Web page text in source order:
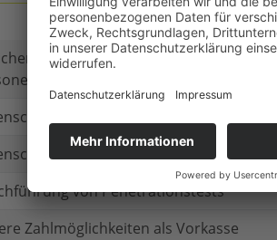
Verbindung bei
Daten
im Internet
von Penetrationstests
Zahlmöglichkeiten als Vorkasse